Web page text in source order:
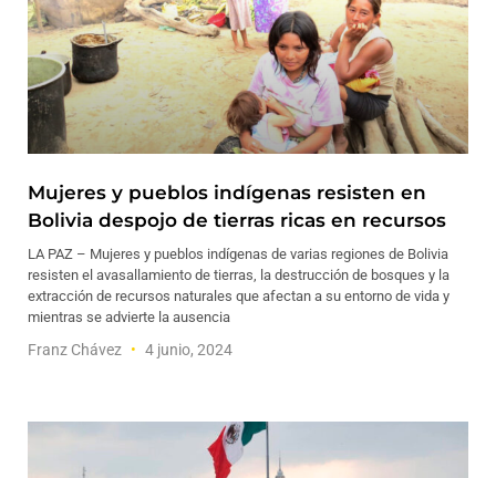
Mujeres y pueblos indígenas resisten en
Bolivia despojo de tierras ricas en recursos
LA PAZ – Mujeres y pueblos indígenas de varias regiones de Bolivia
resisten el avasallamiento de tierras, la destrucción de bosques y la
extracción de recursos naturales que afectan a su entorno de vida y
mientras se advierte la ausencia
Franz Chávez 4 junio, 2024